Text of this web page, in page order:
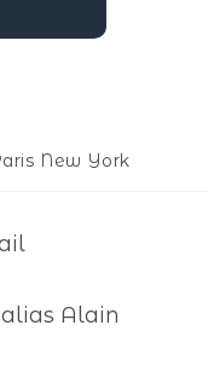
New York
Alain